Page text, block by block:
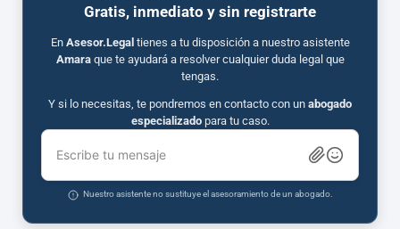
Gratis, inmediato y sin registrarte
En Asesor.Legal tienes a tu disposición a nuestro asistente
Amaraque te ayudará a resolver cualquier duda legal que
tengas.
Y si lo necesitas, te pondremos en contacto con un abogado
especializadopara tu caso.
Escribe tu mensaje
Nuestro asistente no sustituye el asesoramiento de un abogado.